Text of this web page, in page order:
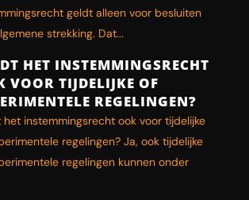
geldt alleen voor besluiten
strekking. Dat...
HET INSTEMMINGSRECHT
VOOR TIJDELIJKE OF
REGELINGEN?
het instemmingsrecht ook voor tijdelijke
regelingen? Ja, ook tijdelijke
regelingen kunnen onder